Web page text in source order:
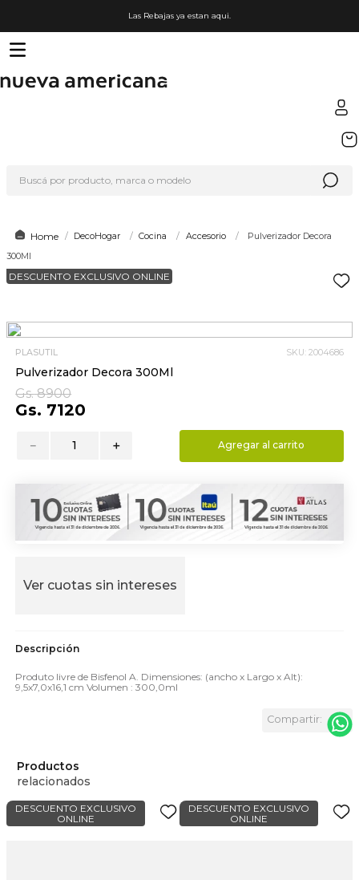
Las Rebajas ya estan aqui.
DecoHogar Cocina Accesorio
Pulverizador Decora
300Ml
DESCUENTO EXCLUSIVO ONLINE
PLASUTIL SKU: 2004686
Pulverizador Decora 300Ml
Gs. 8900
Gs. 7120
＋
－ Agregar al carrito
Ver cuotas sin intereses
Produto livre de Bisfenol A. Dimensiones: (ancho x Largo x Alt):
9,5x7,0x16,1 cm Volumen : 300,0ml
Productos
relacionados
DESCUENTO EXCLUSIVO
ONLINE
DESCUENTO EXCLUSIVO
ONLINE
2.
nike
4.
lego
5.
7.
organizador
8.
hydrate
9.
almohada
10. toalla